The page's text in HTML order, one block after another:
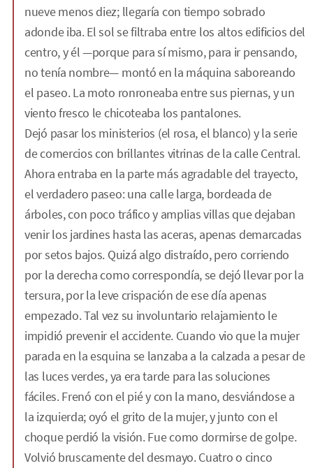
nueve menos diez; llegaría con tiempo sobrado
adonde iba. El sol se filtraba entre los altos edificios del
centro, y él —porque para sí mismo, para ir pensando,
no tenía nombre— montó en la máquina saboreando
el paseo. La moto ronroneaba entre sus piernas, y un
viento fresco le chicoteaba los pantalones.
Dejó pasar los ministerios (el rosa, el blanco) y la serie
de comercios con brillantes vitrinas de la calle Central.
Ahora entraba en la parte más agradable del trayecto,
el verdadero paseo: una calle larga, bordeada de
árboles, con poco tráfico y amplias villas que dejaban
venir los jardines hasta las aceras, apenas demarcadas
por setos bajos. Quizá algo distraído, pero corriendo
por la derecha como correspondía, se dejó llevar por la
tersura, por la leve crispación de ese día apenas
empezado. Tal vez su involuntario relajamiento le
impidió prevenir el accidente. Cuando vio que la mujer
parada en la esquina se lanzaba a la calzada a pesar de
las luces verdes, ya era tarde para las soluciones
fáciles. Frenó con el pié y con la mano, desviándose a
la izquierda; oyó el grito de la mujer, y junto con el
choque perdió la visión. Fue como dormirse de golpe.
Volvió bruscamente del desmayo. Cuatro o cinco